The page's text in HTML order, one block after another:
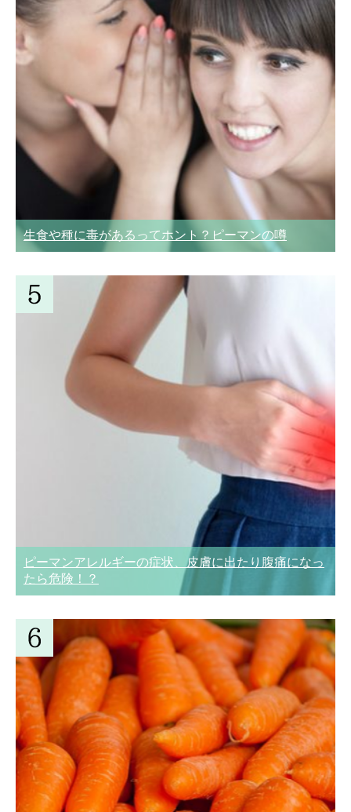
生食や種に毒があるってホント？ピーマンの噂
ピーマンアレルギーの症状、皮膚に出たり腹痛になっ
たら危険！？